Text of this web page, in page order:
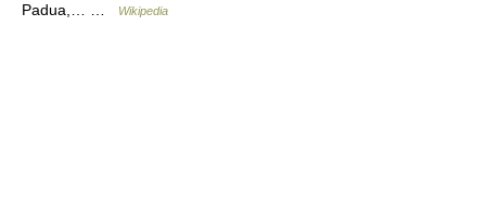
Padua,… …
Wikipedia